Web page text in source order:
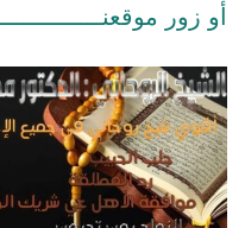
أو زور